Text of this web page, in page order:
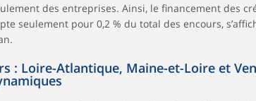
des entreprises. Ainsi, le financement des
seulement pour 0,2 % du total des encours,
: Loire-Atlantique, Maine-et-Loire et